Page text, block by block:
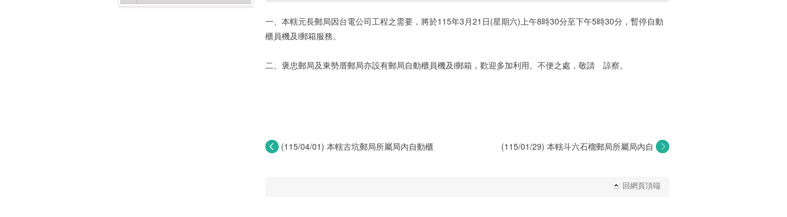
一、本轄元長郵局因台電公司工程之需要，將於115年3月21日(星期六)上午8時30分至下午5時30分，暫停自動
櫃員機及i郵箱服務。
二、褒忠郵局及東勢厝郵局亦設有郵局自動櫃員機及i郵箱，歡迎多加利用。不便之處，敬請 諒察。
(115/04/01) 本轄古坑郵局所屬局內自動櫃
(115/01/29) 本轄斗六石榴郵局所屬局內自
回網頁頂端